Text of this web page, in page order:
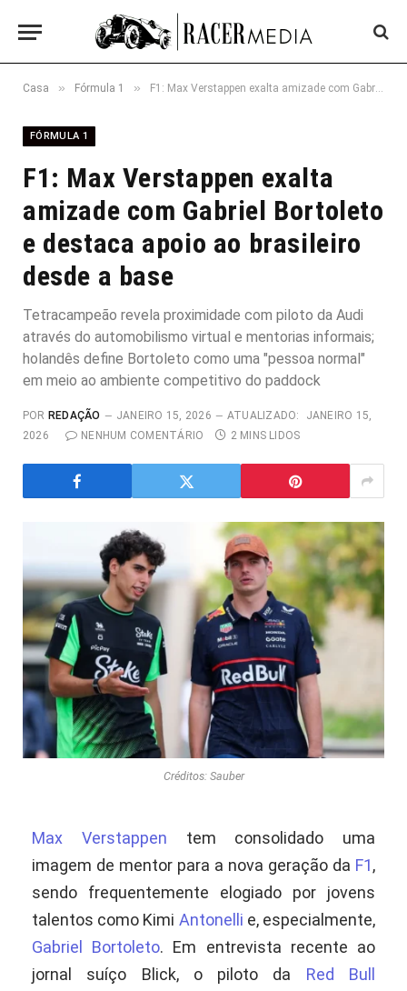
Casa » Fórmula 1 » F1: Max Verstappen exalta amizade com Gabriel Bortoleto e destaca apoio ao brasileiro desde a base
FÓRMULA 1
F1: Max Verstappen exalta
amizade com Gabriel Bortoleto
e destaca apoio ao brasileiro
desde a base
Tetracampeão revela proximidade com piloto da Audi
através do automobilismo virtual e mentorias informais;
holandês define Bortoleto como uma "pessoa normal"
em meio ao ambiente competitivo do paddock
POR REDAÇÃO JANEIRO 15, 2026 ATUALIZADO:
JANEIRO 15,
2026
NENHUM COMENTÁRIO 2 MINS LIDOS
Créditos: Sauber
Max Verstappen tem consolidado uma
imagem de mentor para a nova geração da F1,
sendo frequentemente elogiado por jovens
talentos como Kimi Antonelli e, especialmente,
Gabriel Bortoleto. Em entrevista recente ao
jornal suíço Blick, o piloto da Red Bull